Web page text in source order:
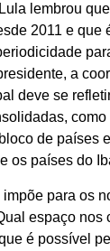
lembrou
2011 e que
a
deve se
de países
os países do
impõe para os
espaço nos
é possível